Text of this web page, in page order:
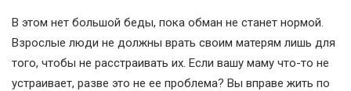
В этом нет большой беды, пока обман не станет нормой.
Взрослые люди не должны врать своим матерям лишь для
того, чтобы не расстраивать их. Если вашу маму что-то не
устраивает, разве это не ее проблема? Вы вправе жить по